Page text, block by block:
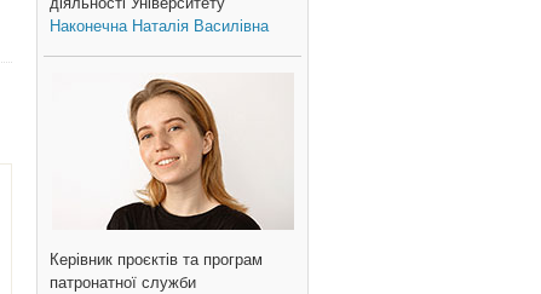
Наконечна Наталія Василівна
Керівник проєктів та програм
патронатної служби